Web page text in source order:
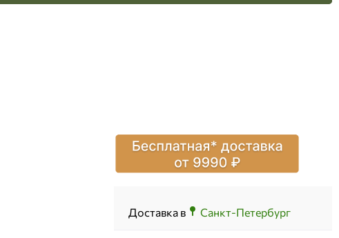
Доставка в Санкт-Петербург